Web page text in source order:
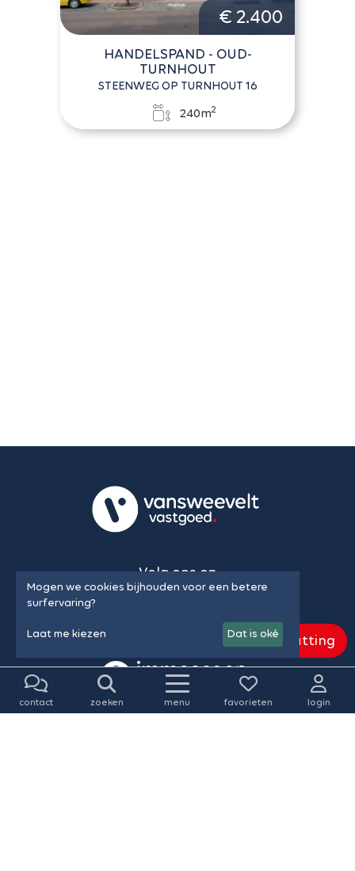
contact zoeken menu favorieten login
€ 2.400
HANDELSPAND - OUD-
TURNHOUT
STEENWEG OP TURNHOUT 16
240m2
Volg ons op
Gratis schatting
Mogen we cookies bijhouden voor een betere
surfervaring?
Laat me kiezen Dat is oké